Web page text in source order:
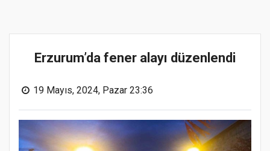
Erzurum’da fener alayı düzenlendi
19 Mayıs, 2024, Pazar 23:36